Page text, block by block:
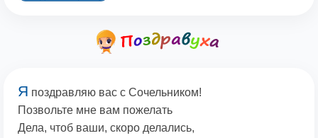
Я поздравляю вас с Сочельником!
Позвольте мне вам пожелать
Дела, чтоб ваши, скоро делались,